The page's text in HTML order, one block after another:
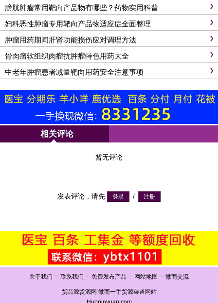
膀胱肿瘤常用靶向产品物有哪些？药物实用科普
妇科恶性肿瘤专用靶向产品物适应症全面整理
肿瘤用药期间肝肾功能损伤应对调理方法
骨肉瘤软组织肉瘤抗肿瘤特色用药大全
中老年肿瘤患者减量靶向用药安全注意事项
相关评论
暂无评论
发表评论，请先 /
关于我们 - 联系我们 - 免费发布产品 - 网站地图 - 微商交流
货品源货源网 微商一手货源渠道网站